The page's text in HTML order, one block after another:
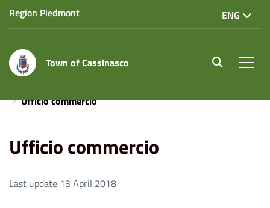
Region Piedmont ENG
Town of Cassinasco site.searc
Ufficio commercio
Ufficio commercio
Last update 13 April 2018